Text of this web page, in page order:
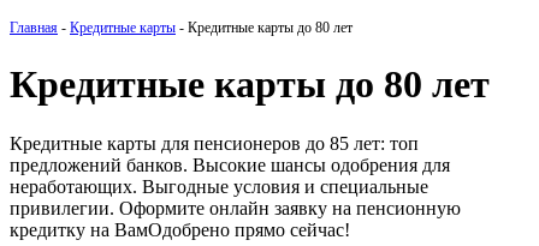
Главная - Кредитные карты - Кредитные карты до 80 лет
Кредитные карты до 80 лет
Кредитные карты для пенсионеров до 85 лет: топ
предложений банков. Высокие шансы одобрения для
неработающих. Выгодные условия и специальные
привилегии. Оформите онлайн заявку на пенсионную
кредитку на ВамОдобрено прямо сейчас!